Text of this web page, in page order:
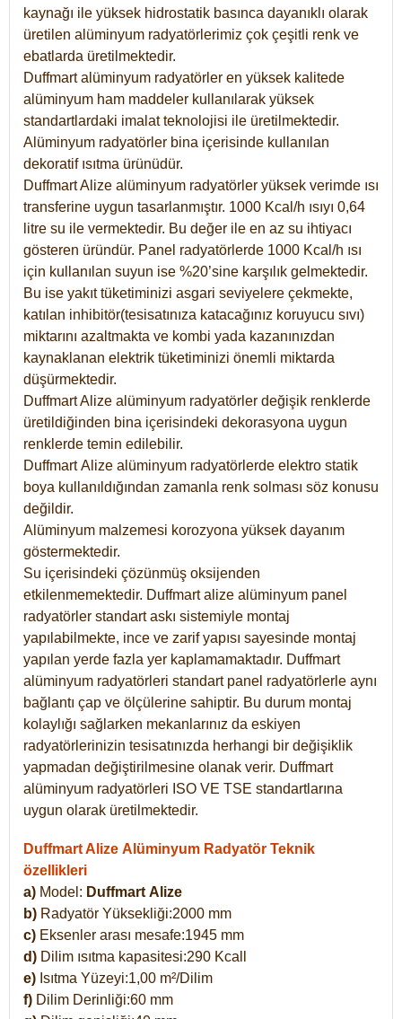
kaynağı ile yüksek hidrostatik basınca dayanıklı olarak
üretilen alüminyum radyatörlerimiz çok çeşitli renk ve
ebatlarda üretilmektedir.
Duffmart alüminyum radyatörler en yüksek kalitede
alüminyum ham maddeler kullanılarak yüksek
standartlardaki imalat teknolojisi ile üretilmektedir.
Alüminyum radyatörler bina içerisinde kullanılan
dekoratif ısıtma ürünüdür.
Duffmart Alize alüminyum radyatörler yüksek verimde ısı
transferine uygun tasarlanmıştır. 1000 Kcal/h ısıyı 0,64
litre su ile vermektedir. Bu değer ile en az su ihtiyacı
gösteren üründür. Panel radyatörlerde 1000 Kcal/h ısı
için kullanılan suyun ise %20’sine karşılık gelmektedir.
Bu ise yakıt tüketiminizi asgari seviyelere çekmekte,
katılan inhibitör(tesisatınıza katacağınız koruyucu sıvı)
miktarını azaltmakta ve kombi yada kazanınızdan
kaynaklanan elektrik tüketiminizi önemli miktarda
düşürmektedir.
Duffmart Alize alüminyum radyatörler değişik renklerde
üretildiğinden bina içerisindeki dekorasyona uygun
renklerde temin edilebilir.
DuffmartAlize alüminyum radyatörlerde elektro statik
boya kullanıldığından zamanla renk solması söz konusu
değildir.
Alüminyum malzemesi korozyona yüksek dayanım
göstermektedir.
Su içerisindeki çözünmüş oksijenden
etkilenmemektedir. Duffmart alize alüminyum panel
radyatörler standart askı sistemiyle montaj
yapılabilmekte, ince ve zarif yapısı sayesinde montaj
yapılan yerde fazla yer kaplamamaktadır. Duffmart
alüminyum radyatörleri standart panel radyatörlerle aynı
bağlantı çap ve ölçülerine sahiptir. Bu durum montaj
kolaylığı sağlarken mekanlarınız da eskiyen
radyatörlerinizin tesisatınızda herhangi bir değişiklik
yapmadan değiştirilmesine olanak verir. Duffmart
alüminyum radyatörleri ISO VE TSE standartlarına
uygun olarak üretilmektedir.
Duffmart Alize Alüminyum Radyatör Teknik
özellikleri
a) Model: Duffmart Alize
b) Radyatör Yüksekliği:2000 mm
c) Eksenler arası mesafe:1945 mm
d) Dilim ısıtma kapasitesi:290 Kcall
e) Isıtma Yüzeyi:1,00 m²/Dilim
f) Dilim Derinliği:60 mm